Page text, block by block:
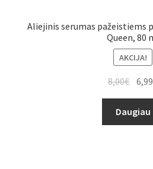
Aliejinis serumas pažeistiems
Queen, 80
AKCIJA!
8,00€ 6,99
Daugiau